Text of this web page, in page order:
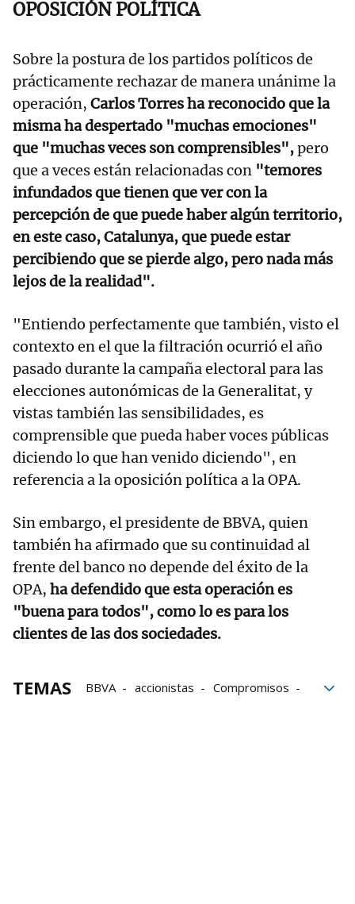
OPOSICIÓN POLÍTICA
Sobre la postura de los partidos políticos de
prácticamente rechazar de manera unánime la
operación, Carlos Torres ha reconocido que la
misma ha despertado "muchas emociones"
que "muchas veces son comprensibles",pero
que a veces están relacionadas con "temores
infundados que tienen que ver con la
percepción de que puede haber algún territorio,
en este caso, Catalunya, que puede estar
percibiendo que se pierde algo, pero nada más
lejos de la realidad".
"Entiendo perfectamente que también, visto el
contexto en el que la filtración ocurrió el año
pasado durante la campaña electoral para las
elecciones autonómicas de la Generalitat, y
vistas también las sensibilidades, es
comprensible que pueda haber voces públicas
diciendo lo que han venido diciendo", en
referencia a la oposición política a la OPA.
Sin embargo, el presidente de BBVA, quien
también ha afirmado que su continuidad al
frente del banco no depende del éxito de la
OPA, ha defendido que esta operación es
"buena para todos", como lo es para los
clientes de las dos sociedades.
TEMAS BBVA accionistas
Compromisos